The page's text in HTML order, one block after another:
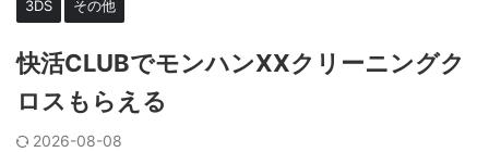
3DS その他
快活CLUBでモンハンXXクリーニングク
ロスもらえる
2026-08-08